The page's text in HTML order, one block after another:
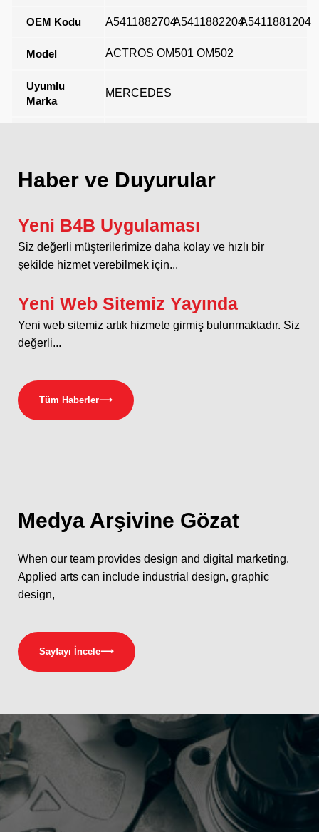
OEM Kodu A5411882704A5411882204A5411881204
Model ACTROS OM501 OM502
Uyumlu
Marka
MERCEDES
Haber ve Duyurular
Yeni B4B Uygulaması
Siz değerli müşterilerimize daha kolay ve hızlı bir
şekilde hizmet verebilmek için...
Yeni Web Sitemiz Yayında
Yeni web sitemiz artık hizmete girmiş bulunmaktadır. Siz
değerli...
Tüm Haberler⟶
Medya Arşivine Gözat
When our team provides design and digital marketing.
Applied arts can include industrial design, graphic
design,
Sayfayı İncele⟶